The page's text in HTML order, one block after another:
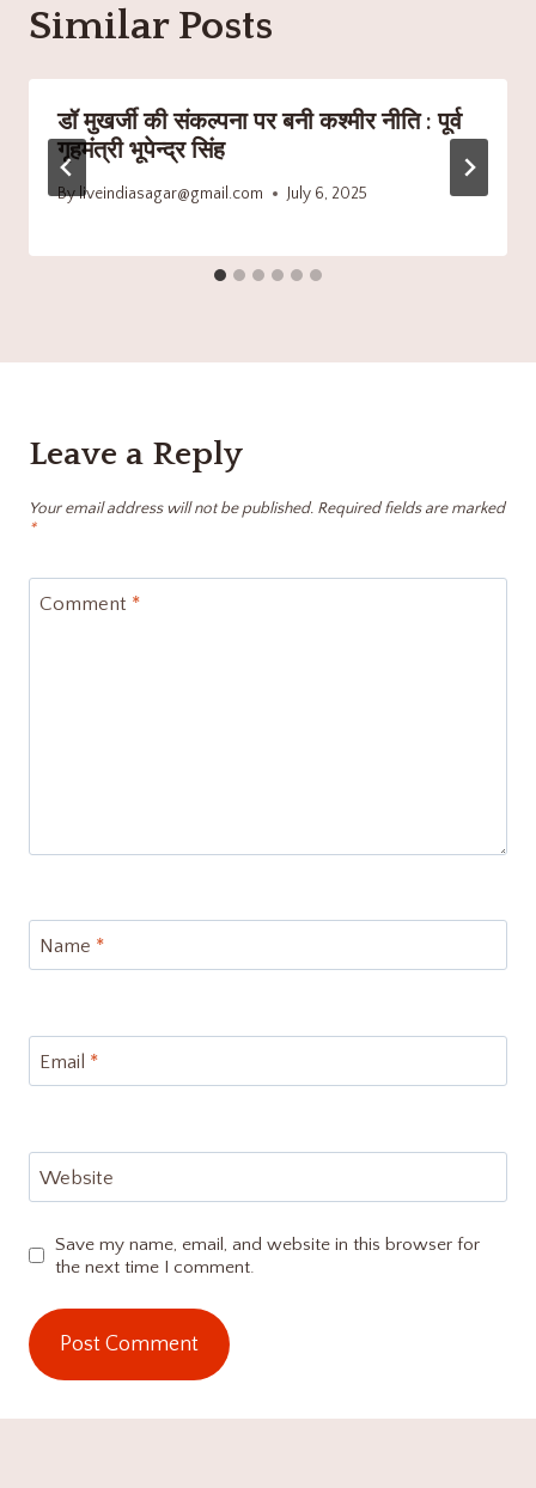
Similar Posts
डॉ मुखर्जी की संकल्पना पर बनी कश्मीर नीति : पूर्व
गृहमंत्री भूपेन्द्र सिंह
Byliveindiasagar@gmail.com July 6, 2025
Leave a Reply
Your email address will not be published. Required fields are marked
*
Comment *
Name *
Email *
Website
Save my name, email, and website in this browser for
the next time I comment.